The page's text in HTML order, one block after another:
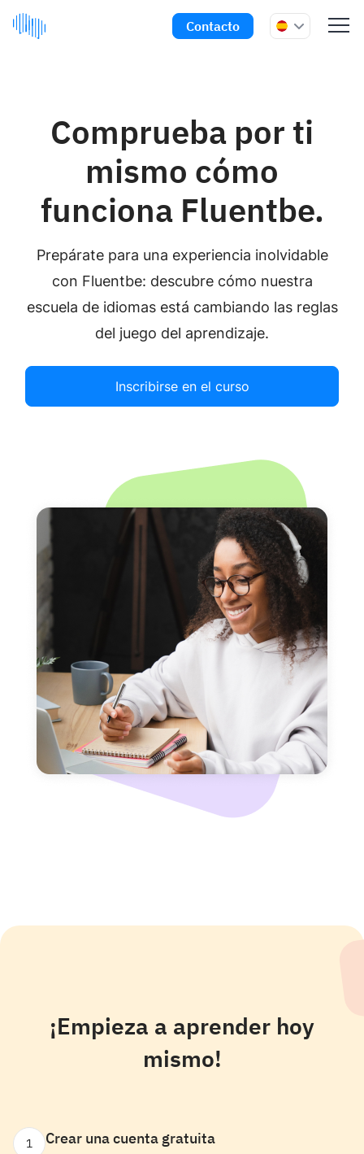
Contacto
Comprueba por ti
mismo cómo
funciona Fluentbe.
Prepárate para una experiencia inolvidable
con Fluentbe: descubre cómo nuestra
escuela de idiomas está cambiando las reglas
del juego del aprendizaje.
Inscribirse en el curso
¡Empieza a aprender hoy
mismo!
1 Crear una cuenta gratuita